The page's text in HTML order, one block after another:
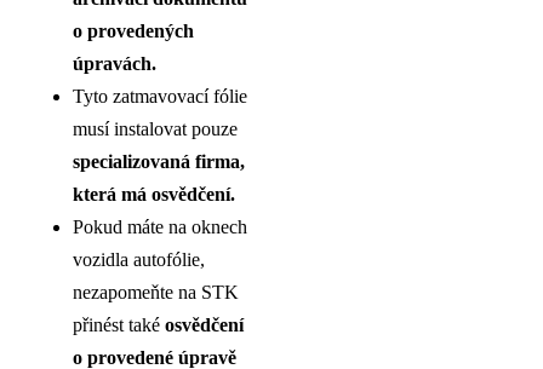
o provedených
úpravách.
Tyto zatmavovací fólie
musí instalovat pouze
specializovaná firma,
která má osvědčení.
Pokud máte na oknech
vozidla autofólie,
nezapomeňte na STK
přinést také osvědčení
o provedené úpravě